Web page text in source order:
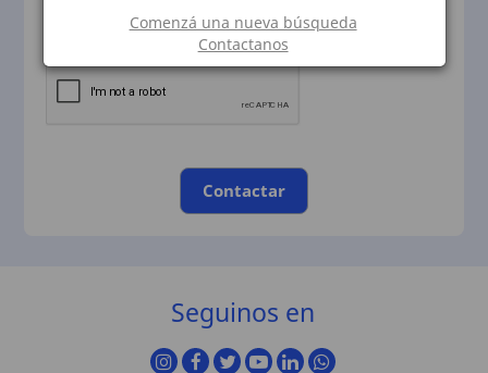
Contactar
Comenzá una nueva búsqueda
Contactanos
Seguinos en